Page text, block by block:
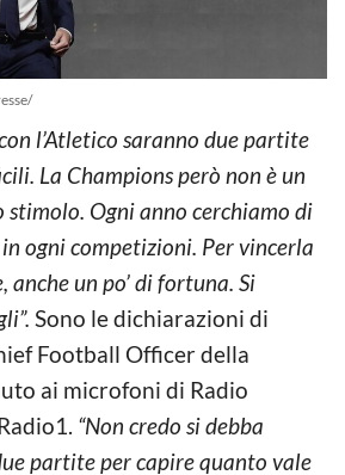
l’Atletico saranno due partite
La Champions però non è un
stimolo. Ogni anno cerchiamo di
ogni competizioni. Per vincerla
anche un po’ di fortuna. Si
Sono le dichiarazioni di
Football Officer della
ai microfoni di Radio
“Non credo si debba
partite per capire quanto vale